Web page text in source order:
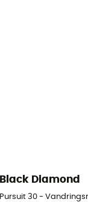
Black Diamond
Pursuit 30 -